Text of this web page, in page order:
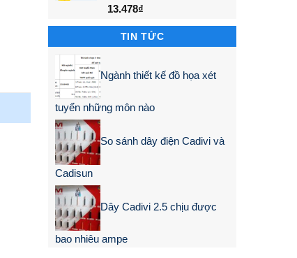
13.478₫
TIN TỨC
Ngành thiết kế đồ họa xét
tuyển những môn nào
So sánh dây điện Cadivi và
Cadisun
Dây Cadivi 2.5 chịu được
bao nhiêu ampe